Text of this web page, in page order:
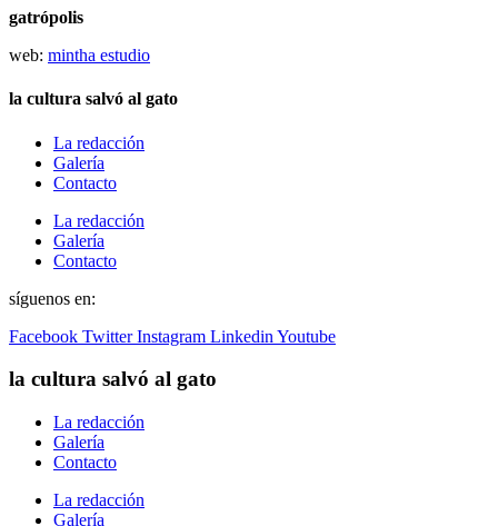
gatrópolis
web: mintha estudio
la cultura salvó al gato
La redacción
Galería
Contacto
La redacción
Galería
Contacto
síguenos en:
Facebook Twitter Instagram Linkedin Youtube
la cultura salvó al gato
La redacción
Galería
Contacto
La redacción
Galería